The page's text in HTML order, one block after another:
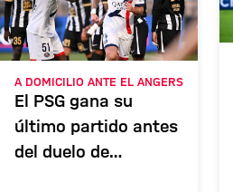
A DOMICILIO ANTE EL ANGERS
El PSG gana su
último partido antes
del duelo de